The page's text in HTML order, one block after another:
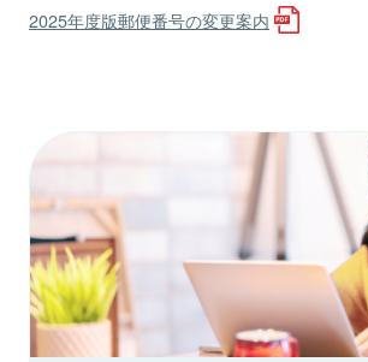
2025年度版郵便番号の変更案内